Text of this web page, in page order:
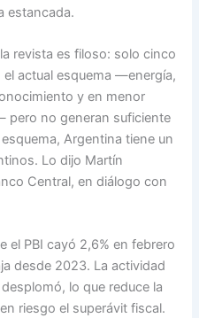
estancada.
revista es filoso: solo cinco
actual esquema —energía,
y en menor
pero no generan suficiente
Argentina tiene un
Lo dijo Martín
Central, en diálogo con
el PBI cayó 2,6% en febrero
desde 2023. La actividad
lo que reduce la
riesgo el superávit fiscal.